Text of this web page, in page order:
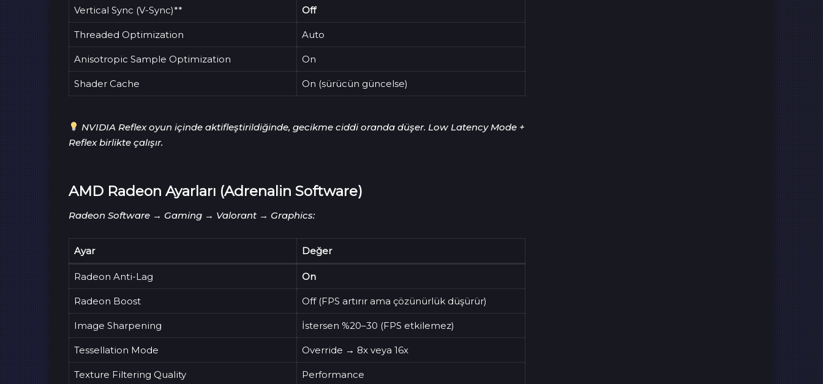
Vertical Sync (V-Sync)** Off
Threaded Optimization Auto
Anisotropic Sample Optimization On
Shader Cache On (sürücün güncelse)
NVIDIA Reflex oyun içinde aktifleştirildiğinde, gecikme ciddi oranda düşer. Low Latency Mode +
Reflex birlikte çalışır.
AMD Radeon Ayarları (Adrenalin Software)
Radeon Software → Gaming → Valorant → Graphics:
Ayar Değer
Radeon Anti-Lag On
Radeon Boost Off (FPS artırır ama çözünürlük düşürür)
Image Sharpening İstersen %20–30 (FPS etkilemez)
Tessellation Mode Override → 8x veya 16x
Texture Filtering Quality Performance